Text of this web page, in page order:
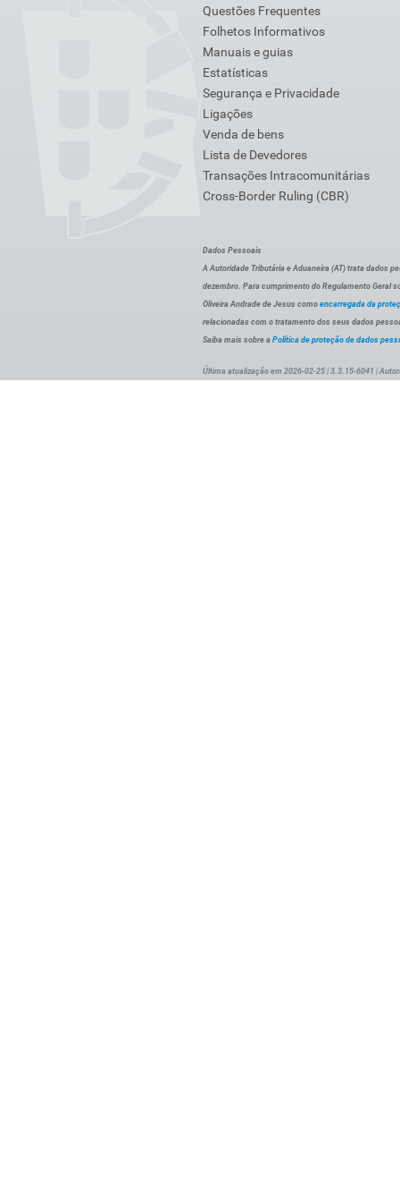
Questões Frequentes
Folhetos Informativos
Manuais e guias
Estatísticas
Segurança e Privacidade
Ligações
Venda de bens
Lista de Devedores
Transações Intracomunitárias
Cross-Border Ruling (CBR)
Dados Pessoais
A Autoridade Tributária e Aduaneira (AT) trata dados
dezembro. Para cumprimento do Regulamento Geral
Oliveira Andrade de Jesus como encarregada da
relacionadas com o tratamento dos seus dados
Saiba mais sobre a Política de proteção de dados
Última atualização em 2026-02-25 | 3.3.15-6041 |